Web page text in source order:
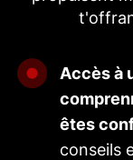
Accès à
êtes
conseils